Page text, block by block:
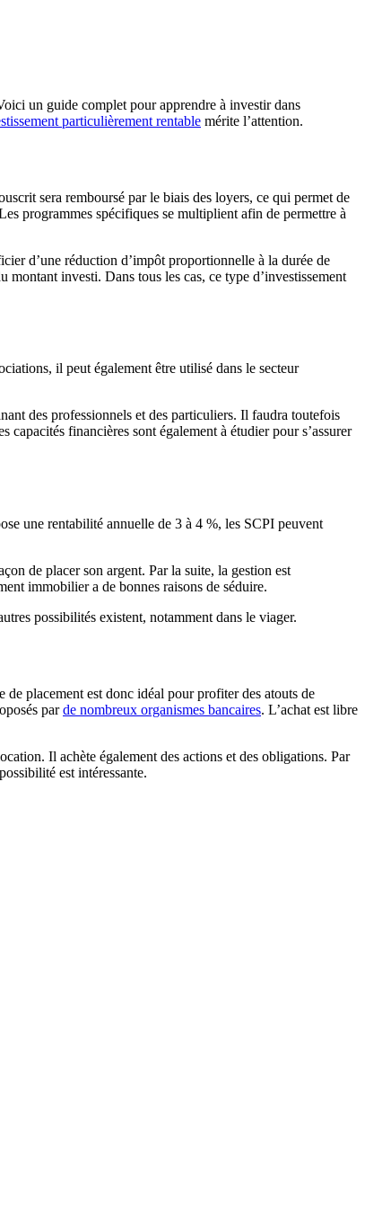
un guide complet pour apprendre à investir dans
particulièrement rentable mérite l’attention.
sera remboursé par le biais des loyers, ce qui permet de
programmes spécifiques se multiplient afin de permettre à
d’une réduction d’impôt proportionnelle à la durée de
investi. Dans tous les cas, ce type d’investissement
il peut également être utilisé dans le secteur
des professionnels et des particuliers. Il faudra toutefois
financières sont également à étudier pour s’assurer
une rentabilité annuelle de 3 à 4 %, les SCPI peuvent
de placer son argent. Par la suite, la gestion est
immobilier a de bonnes raisons de séduire.
possibilités existent, notamment dans le viager.
placement est donc idéal pour profiter des atouts de
parde nombreux organismes bancaires. L’achat est libre
Il achète également des actions et des obligations. Par
est intéressante.